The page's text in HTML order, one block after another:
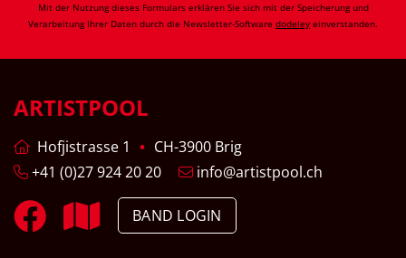
Mit der Nutzung dieses Formulars erklären Sie sich mit der Speicherung und
Verarbeitung Ihrer Daten durch die Newsletter-Software dodeley einverstanden.
ARTISTPOOL
Hofjistrasse 1
CH-3900 Brig
+41 (0)27 924 20 20
info@artistpool.ch
BAND LOGIN